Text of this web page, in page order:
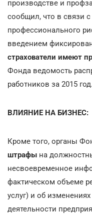
производстве и
сообщил, что в связи
профессионального
введением
страхователи имеют
Фонда ведомость
работников за 2015 год.
ВЛИЯНИЕ НА БИЗНЕС:
Кроме того, органы
штрафы на
несвоевременное
фактическом объеме
услуг) и об
деятельности